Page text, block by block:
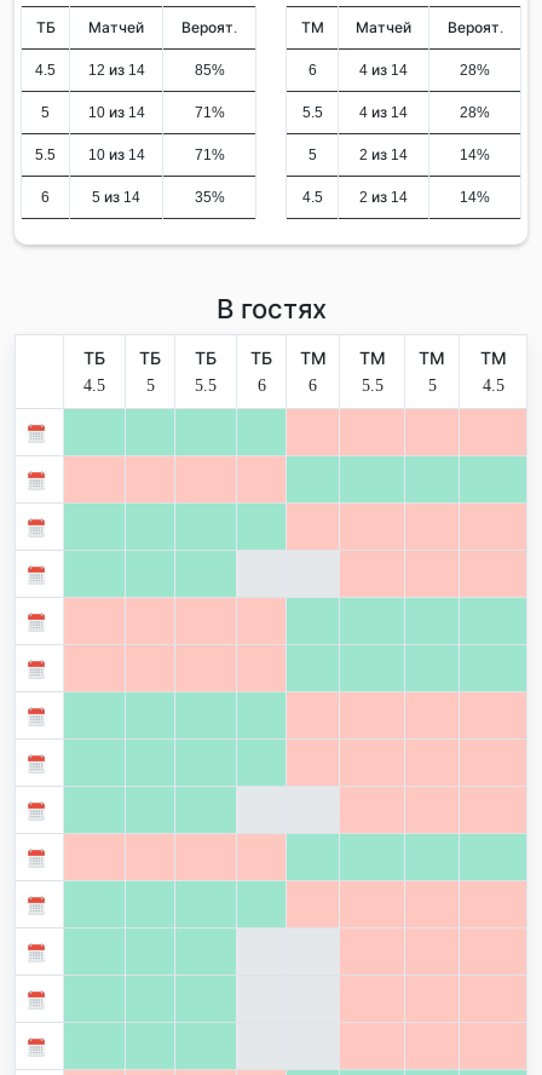
ТБ Матчей Вероят.
4.5 12 из 14 85%
5 10 из 14 71%
5.5 10 из 14 71%
6 5 из 14 35%
ТМ Матчей Вероят.
6 4 из 14 28%
5.5 4 из 14 28%
5 2 из 14 14%
4.5 2 из 14 14%
В гостях
ТБ
4.5
ТБ
5
ТБ
5.5
ТБ
6
ТМ
6
ТМ
5.5
ТМ
5
ТМ
4.5